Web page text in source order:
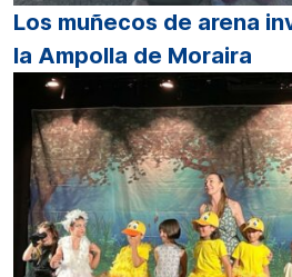
Los muñecos de arena
la Ampolla de Moraira